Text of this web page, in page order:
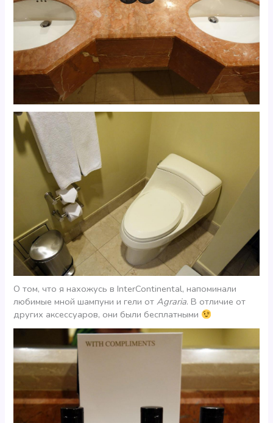
О том, что я нахожусь в InterContinental, напоминали
любимые мной шампуни и гели отAgraria. В отличие от
других аксессуаров, они были бесплатными